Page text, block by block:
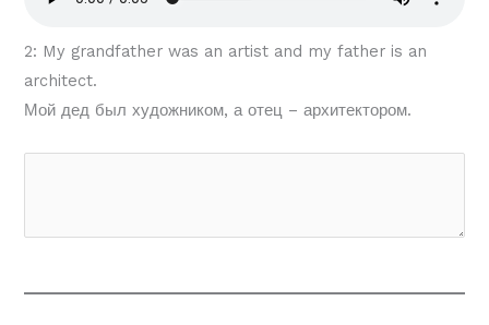
2: My grandfather was an artist and my father is an
architect.
Мой дед был художником, а отец – архитектором.